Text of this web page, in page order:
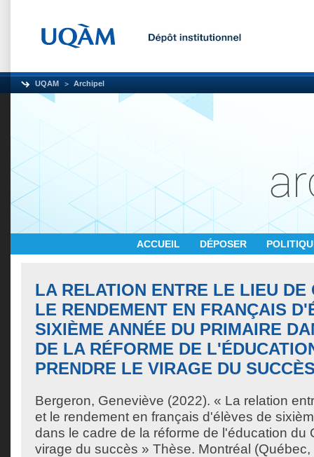
UQAM Archipel
ACCUEIL DÉPOSER
LA RELATION ENTRE LE LIEU DE
LE RENDEMENT EN FRANÇAIS
SIXIÈME ANNÉE DU PRIMAIRE
DE LA RÉFORME DE
PRENDRE LE VIRAGE DU
Bergeron, Geneviève (2022). « La relation
et le rendement en français d'élèves de
dans le cadre de la réforme de l'éducation du
virage du succès » Thèse. Montréal